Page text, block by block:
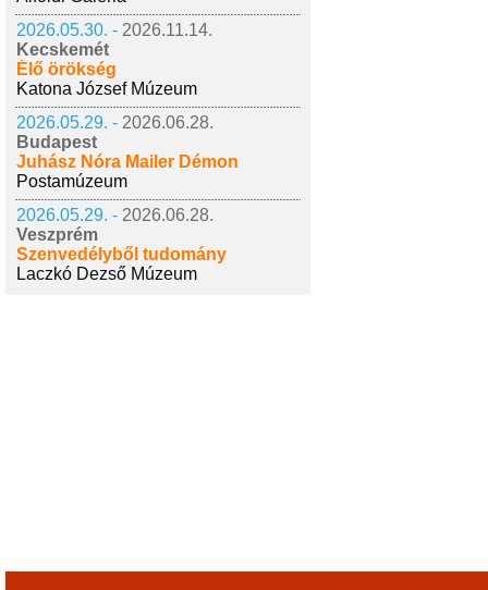
2026.05.30. - 2026.11.14.
Kecskemét
Élő örökség
Katona József Múzeum
2026.05.29. - 2026.06.28.
Budapest
Juhász Nóra Mailer Démon
Postamúzeum
2026.05.29. - 2026.06.28.
Veszprém
Szenvedélyből tudomány
Laczkó Dezső Múzeum